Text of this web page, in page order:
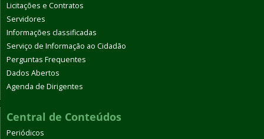
Licitações e Contratos
Servidores
Informações classificadas
Serviço de Informação ao Cidadão
Perguntas Frequentes
Dados Abertos
Agenda de Dirigentes
Central de Conteúdos
Periódicos